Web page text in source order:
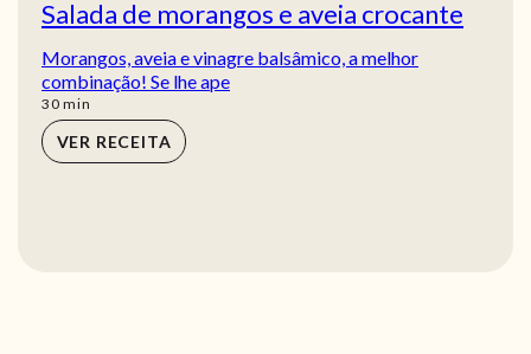
Salada de morangos e aveia crocante
Morangos, aveia e vinagre balsâmico, a melhor
combinação! Se lhe ape
30min
min
VER RECEITA